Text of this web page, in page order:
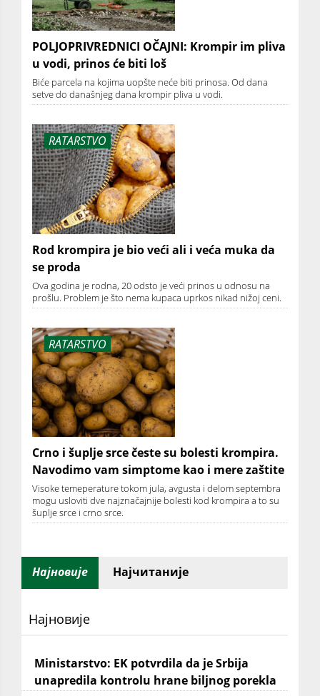
POLJOPRIVREDNICI OČAJNI: Krompir im pliva
u vodi, prinos će biti loš
Biće parcela na kojima uopšte neće biti prinosa. Od dana
setve do današnjeg dana krompir pliva u vodi.
RATARSTVO
Rod krompira je bio veći ali i veća muka da
se proda
Ova godina je rodna, 20 odsto je veći prinos u odnosu na
prošlu. Problem je što nema kupaca uprkos nikad nižoj ceni.
RATARSTVO
Crno i šuplje srce česte su bolesti krompira.
Navodimo vam simptome kao i mere zaštite
Visoke temeperature tokom jula, avgusta i delom septembra
mogu usloviti dve najznačajnije bolesti kod krompira a to su
šuplje srce i crno srce.
Најновије Најчитаније
Најновије
Ministarstvo: EK potvrdila da je Srbija
unapredila kontrolu hrane biljnog porekla